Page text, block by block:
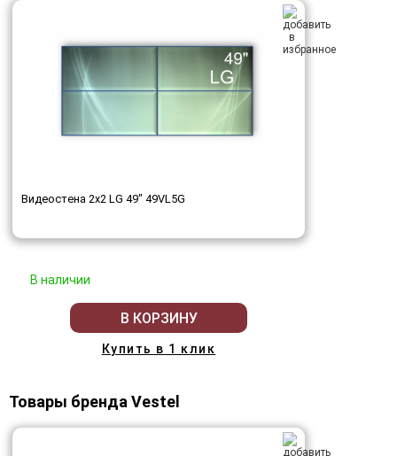
Видеостена 2x2 LG 49" 49VL5G
В наличии
В КОРЗИНУ
Купить в 1 клик
Товары бренда Vestel